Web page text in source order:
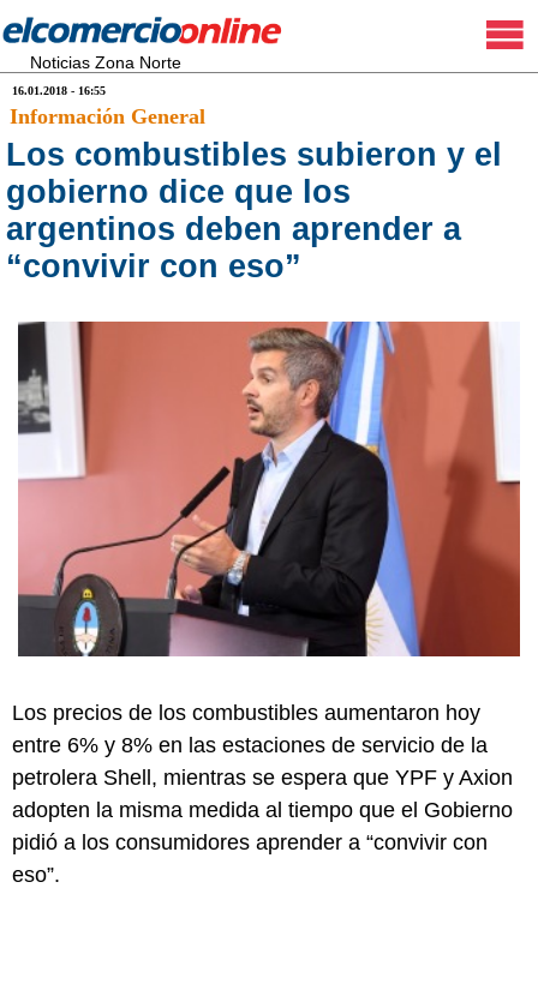
Noticias Zona Norte
16.01.2018 - 16:55
Información General
Los combustibles subieron y el
gobierno dice que los
argentinos deben aprender a
“convivir con eso”
Los precios de los combustibles aumentaron hoy
entre 6% y 8% en las estaciones de servicio de la
petrolera Shell, mientras se espera que YPF y Axion
adopten la misma medida al tiempo que el Gobierno
pidió a los consumidores aprender a “convivir con
eso”.